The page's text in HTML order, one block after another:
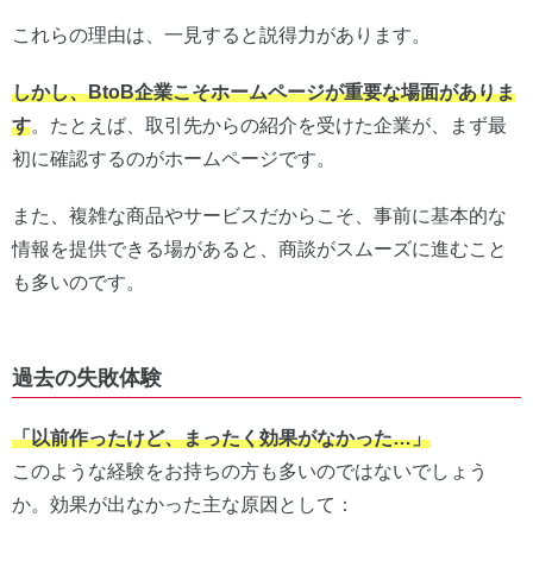
これらの理由は、一見すると説得力があります。
しかし、BtoB企業こそホームページが重要な場面がありま
す。たとえば、取引先からの紹介を受けた企業が、まず最
初に確認するのがホームページです。
また、複雑な商品やサービスだからこそ、事前に基本的な
情報を提供できる場があると、商談がスムーズに進むこと
も多いのです。
過去の失敗体験
「以前作ったけど、まったく効果がなかった…」
このような経験をお持ちの方も多いのではないでしょう
か。効果が出なかった主な原因として：